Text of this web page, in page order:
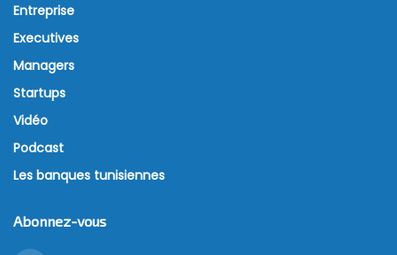
Entreprise
Executives
Managers
Startups
Vidéo
Podcast
Les banques tunisiennes
Abonnez-vous